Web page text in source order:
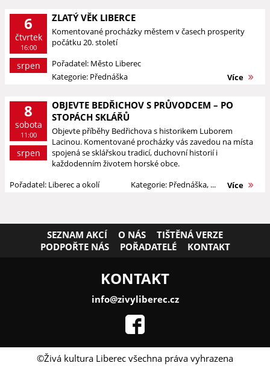
6
čtvrtek
16:00
srpen
ZLATÝ VĚK LIBERCE
Komentované procházky městem v časech prosperity
počátku 20. století
Pořadatel: Město Liberec
Kategorie: Přednáška
Více
8
sobota
11:00
srpen
OBJEVTE BEDŘICHOV S PRŮVODCEM – PO
STOPÁCH SKLÁŘŮ
Objevte příběhy Bedřichova s historikem Luborem
Lacinou. Komentované procházky vás zavedou na místa
spojená se sklářskou tradicí, duchovní historií i
každodenním životem horské obce.
Pořadatel: Liberec a okolí
Kategorie: Přednáška, ... Více
SEZNAM AKCÍ O NÁS
TIŠTĚNÁ VERZE
PODPOŘTE NÁS
POŘADATELÉ KONTAKT
KONTAKT
info@zivyliberec.cz
©Živá kultura Liberec všechna práva vyhrazena